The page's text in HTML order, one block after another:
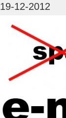
19-12-2012